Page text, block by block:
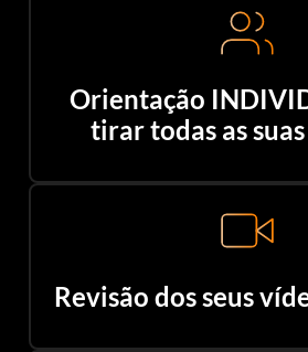
Orientação
tirar todas as
Revisão dos seus